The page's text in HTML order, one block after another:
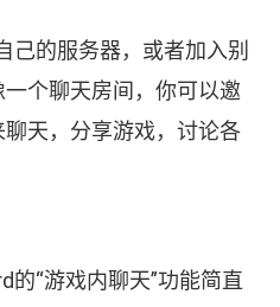
己的服务器，或者加入别
个聊天房间，你可以邀
天，分享游戏，讨论各
“游戏内聊天”功能简直